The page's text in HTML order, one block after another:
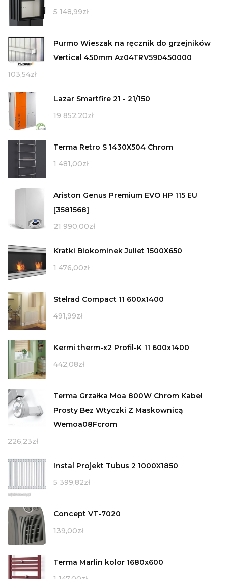
5 148,99zł
Purmo Wieszak na ręcznik do grzejników
Vertical 450mm Az04TRV590450000
103,54zł
Lazar Smartfire 21 - 21/150
19 852,20zł
Terma Retro S 1430X504 Chrom
1 481,00zł
Ariston Genus Premium EVO HP 115 EU
[3581568]
21 990,00zł
Kratki Biokominek Juliet 1500X650
1 476,00zł
Stelrad Compact 11 600x1400
491,99zł
Kermi therm-x2 Profil-K 11 600x1400
442,08zł
Terma Grzałka Moa 800W Chrom Kabel
Prosty Bez Wtyczki Z Maskownicą
Wemoa08Fcrom
226,23zł
Instal Projekt Tubus 2 1000X1850
5 399,82zł
Concept VT-7020
139,00zł
Terma Marlin kolor 1680x600